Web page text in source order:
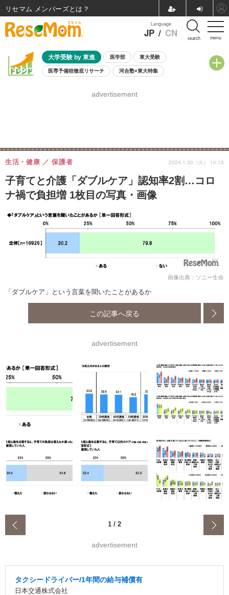
menu
Language
JP / CN search
大学受験 by 東進 医学部 東大受験
医専予備校徹底リサーチ 河合塾×東大特集
8月開催学校説明会・相談会
advertisement
子育てと介護「ダブルケア」認知率2割…コロ
ナ禍で負担増 1枚目の写真・画像
生活・健康 保護者 2024.1.30（火） 10:15
画像出典：ソニー生命
「ダブルケア」という言葉を聞いたことがあるか
この記事へ戻る
advertisement
1 / 2
advertisement
タクシードライバー/1年間の給与補償有
日本交通株式会社
リセマム メンバーズ